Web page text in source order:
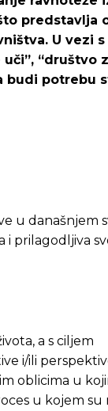
predstavlja
U vezi
“društvo
budi potrebu
u današnjem
i prilagodljiva
a s ciljem
i/ili
oblicima u
u kojem su